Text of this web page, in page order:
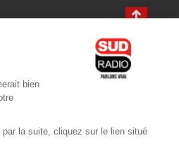
/ Android
l'application